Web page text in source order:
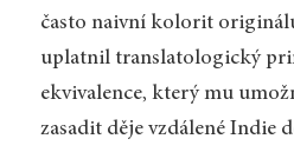
často naivní kolorit
uplatnil translatologický
ekvivalence, který mu
zasadit děje vzdálené Indie